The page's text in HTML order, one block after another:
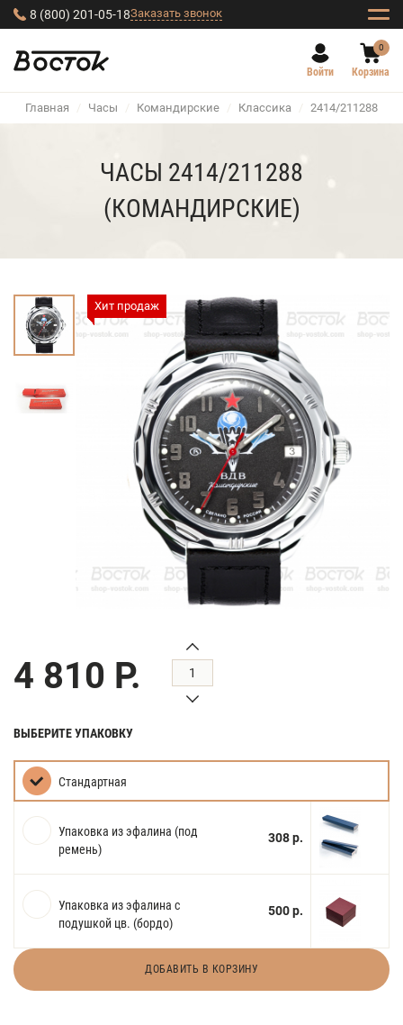
8 (800) 201-05-18Заказать звонок
Войти
0
Корзина
Главная / Часы / Командирские / Классика / 2414/211288
ЧАСЫ 2414/211288
(КОМАНДИРСКИЕ)
Хит продаж
4 810 Р.
ВЫБЕРИТЕ УПАКОВКУ
Стандартная
Упаковка из эфалина (под
ремень)
308 р.
Упаковка из эфалина с
подушкой цв. (бордо)
500 р.
ДОБАВИТЬ В КОРЗИНУ